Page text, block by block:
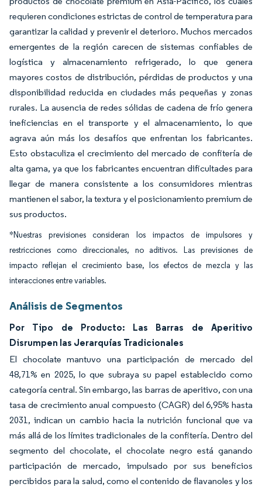
requieren condiciones estrictas de control de temperatura para
garantizar la calidad y prevenir el deterioro. Muchos mercados
emergentes de la región carecen de sistemas confiables de
logística y almacenamiento refrigerado, lo que genera
mayores costos de distribución, pérdidas de productos y una
disponibilidad reducida en ciudades más pequeñas y zonas
rurales. La ausencia de redes sólidas de cadena de frío genera
ineficiencias en el transporte y el almacenamiento, lo que
agrava aún más los desafíos que enfrentan los fabricantes.
Esto obstaculiza el crecimiento del mercado de confitería de
alta gama, ya que los fabricantes encuentran dificultades para
llegar de manera consistente a los consumidores mientras
mantienen el sabor, la textura y el posicionamiento premium de
sus productos.
*Nuestras previsiones consideran los impactos de impulsores y
restricciones como direccionales, no aditivos. Las previsiones de
impacto reflejan el crecimiento base, los efectos de mezcla y las
interacciones entre variables.
Análisis de Segmentos
Por Tipo de Producto: Las Barras de Aperitivo
Disrumpen las Jerarquías Tradicionales
El chocolate mantuvo una participación de mercado del
48,71% en 2025, lo que subraya su papel establecido como
categoría central. Sin embargo, las barras de aperitivo, con una
tasa de crecimiento anual compuesto (CAGR) del 6,95% hasta
2031, indican un cambio hacia la nutrición funcional que va
más allá de los límites tradicionales de la confitería. Dentro del
segmento del chocolate, el chocolate negro está ganando
participación de mercado, impulsado por sus beneficios
percibidos para la salud, como el contenido de flavanoles y los